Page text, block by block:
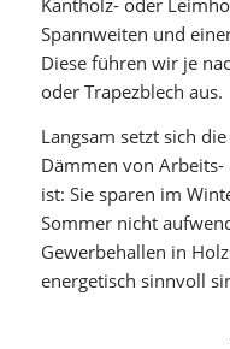
Spannweiten und
Diese führen wir je
oder Trapezblech aus.
Langsam setzt sich
Dämmen von
ist: Sie sparen im
Sommer nicht
Gewerbehallen in
energetisch sinnvoll